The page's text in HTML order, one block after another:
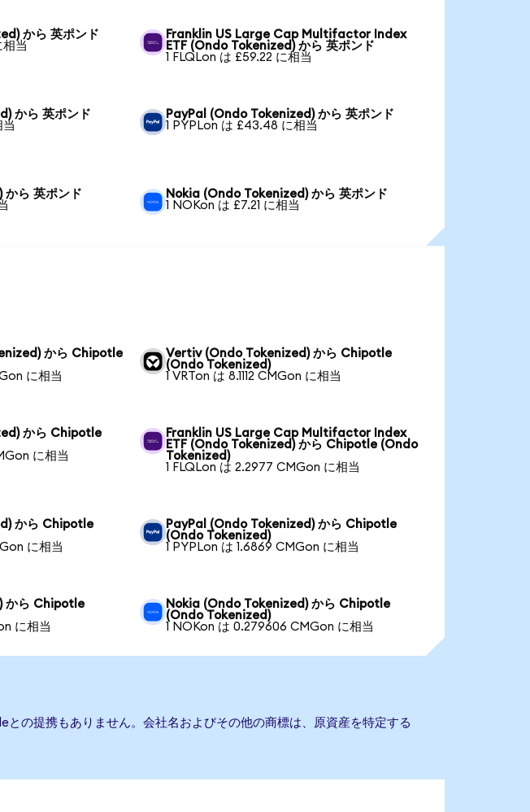
から 英ポンド
当
Franklin US Large Cap Multifactor Index
ETF (Ondo Tokenized) から 英ポンド
1 FLQLon は £59.22 に相当
から 英ポンド
当
PayPal (Ondo Tokenized) から 英ポンド
1 PYPLon は £43.48 に相当
ら 英ポンド
Nokia (Ondo Tokenized) から 英ポンド
1 NOKon は £7.21 に相当
から Chipotle
に相当
Vertiv (Ondo Tokenized) から Chipotle
(Ondo Tokenized)
1 VRTon は 8.1112 CMGon に相当
から Chipotle
に相当
Franklin US Large Cap Multifactor Index
ETF (Ondo Tokenized) から Chipotle (Ondo
Tokenized)
1 FLQLon は 2.2977 CMGon に相当
から Chipotle
に相当
PayPal (Ondo Tokenized) から Chipotle
(Ondo Tokenized)
1 PYPLon は 1.6869 CMGon に相当
から Chipotle
に相当
Nokia (Ondo Tokenized) から Chipotle
(Ondo Tokenized)
1 NOKon は 0.279606 CMGon に相当
の提携もありません。会社名およびその他の商標は、原資産を特定する